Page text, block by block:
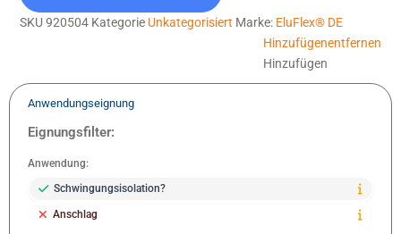
Hinzufügenentfernen
Hinzufügen
SKU920504 Kategorie Unkategorisiert Marke: EluFlex® DE
Anwendungseignung
Eignungsfilter:
Anwendung:
Schwingungsisolation?
Anschlag